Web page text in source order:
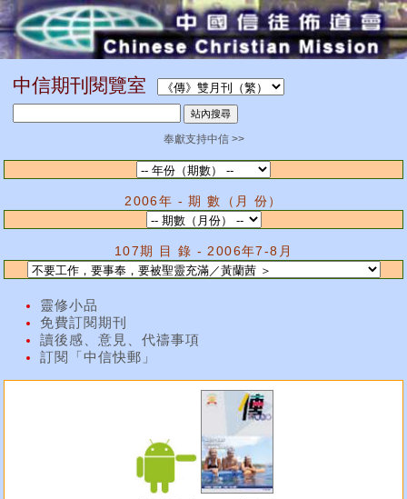
中信期刊閱覽室
奉獻支持中信 >>
2006年 - 期 數（月 份）
107期 目 錄 - 2006年7-8月
靈修小品
免費訂閱期刊
讀後感、意見、代禱事項
訂閱「中信快郵」